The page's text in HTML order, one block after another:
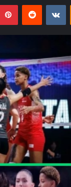
PinterestReddit